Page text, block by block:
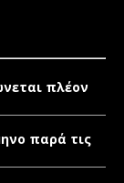
πλέον
παρά τις